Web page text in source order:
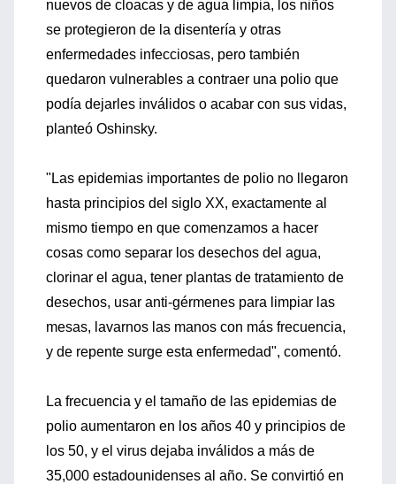
nuevos de cloacas y de agua limpia, los niños
se protegieron de la disentería y otras
enfermedades infecciosas, pero también
quedaron vulnerables a contraer una polio que
podía dejarles inválidos o acabar con sus vidas,
planteó Oshinsky.
"Las epidemias importantes de polio no llegaron
hasta principios del siglo XX, exactamente al
mismo tiempo en que comenzamos a hacer
cosas como separar los desechos del agua,
clorinar el agua, tener plantas de tratamiento de
desechos, usar anti-gérmenes para limpiar las
mesas, lavarnos las manos con más frecuencia,
y de repente surge esta enfermedad", comentó.
La frecuencia y el tamaño de las epidemias de
polio aumentaron en los años 40 y principios de
los 50, y el virus dejaba inválidos a más de
35,000 estadounidenses al año. Se convirtió en